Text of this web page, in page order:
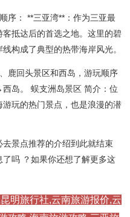
序： **三亚湾**：作为三亚最
抵达后的首选之地。这里的碧
构成了典型的热带海岸风光。
鹿回头景区和西岛，游玩顺序
岛。 蜈支洲岛景区 简介：位
玩的热门景点，也是浪漫的潜
景点推荐的介绍到此就结束
吗 ？如果你还想了解更多这
明旅行社,云南旅游报价,云